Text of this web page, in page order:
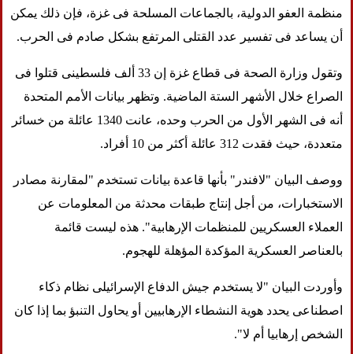
منظمة العفو الدولية، بالجماعات المسلحة فى غزة، فإن ذلك يمكن
أن يساعد فى تفسير عدد القتلى المرتفع بشكل صادم فى الحرب.
وتقول وزارة الصحة فى قطاع غزة إن 33 ألف فلسطينى قتلوا فى
الصراع خلال الأشهر الستة الماضية. وتظهر بيانات الأمم المتحدة
أنه فى الشهر الأول من الحرب وحده، عانت 1340 عائلة من خسائر
متعددة، حيث فقدت 312 عائلة أكثر من 10 أفراد.
ووصف البيان "لافندر" بأنها قاعدة بيانات تستخدم "لمقارنة مصادر
الاستخبارات، من أجل إنتاج طبقات محدثة من المعلومات عن
العملاء العسكريين للمنظمات الإرهابية". هذه ليست قائمة
بالعناصر العسكرية المؤكدة المؤهلة للهجوم.
وأوردت البيان "لا يستخدم جيش الدفاع الإسرائيلى نظام ذكاء
اصطناعى يحدد هوية النشطاء الإرهابيين أو يحاول التنبؤ بما إذا كان
الشخص إرهابيا أم لا".